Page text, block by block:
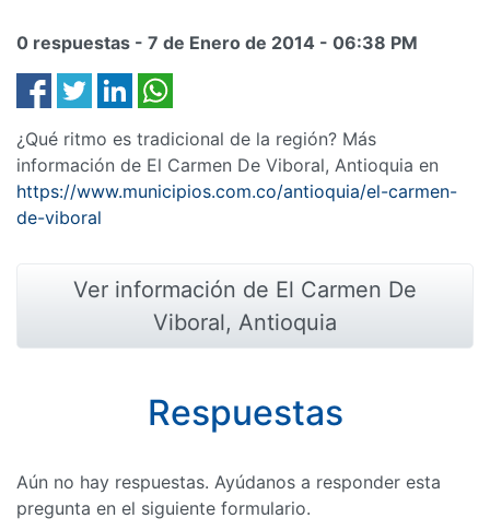
0 respuestas - 7 de Enero de 2014 - 06:38 PM
¿Qué ritmo es tradicional de la región? Más
información de El Carmen De Viboral, Antioquia en
https://www.municipios.com.co/antioquia/el-carmen-
de-viboral
Ver información de El Carmen De
Viboral, Antioquia
Respuestas
Aún no hay respuestas. Ayúdanos a responder esta
pregunta en el siguiente formulario.